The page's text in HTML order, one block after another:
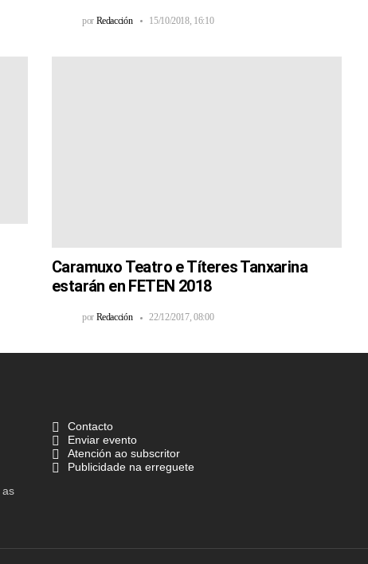
por Redacción 15/10/2018, 16:10
Caramuxo Teatro e Títeres Tanxarina
estarán en FETEN 2018
por Redacción 22/12/2017, 08:00
as
Contacto
Enviar evento
Atención ao subscritor
Publicidade na erreguete